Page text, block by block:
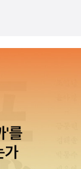
다고 느꼈던 책입
를 바꾸어 출판
에 말이지요. 도
으로 읽어보고
는 살아계신 동안
은 77권, 15,24
례로~ ^^ >> 접
대해 열심히 토
데 일조해보련
기를 누리고 있는
들이 44,45권을
문 대상, '올해의
장편 동화이다.
한 의미와 사춘
담아내고 있다.
을 도맡아 시키
대-좋은직업-잘
그릴 하얀 도화
야기를 해주자. 그
삶의 자세, 노
음에 든다. 아이들